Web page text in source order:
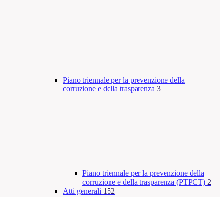
Piano triennale per la prevenzione della
corruzione e della trasparenza 3
Piano triennale per la prevenzione della
corruzione e della trasparenza (PTPCT) 2
Atti generali 152